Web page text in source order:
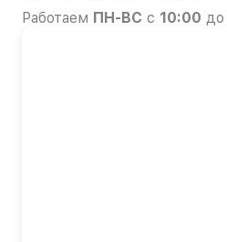
Работаем ПН-ВС с 10:00 до